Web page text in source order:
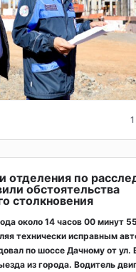
отделения по
обстоятельства
столкновения
около 14 часов 00 минут
технически исправным
по шоссе Дачному от ул.
из города. Водитель